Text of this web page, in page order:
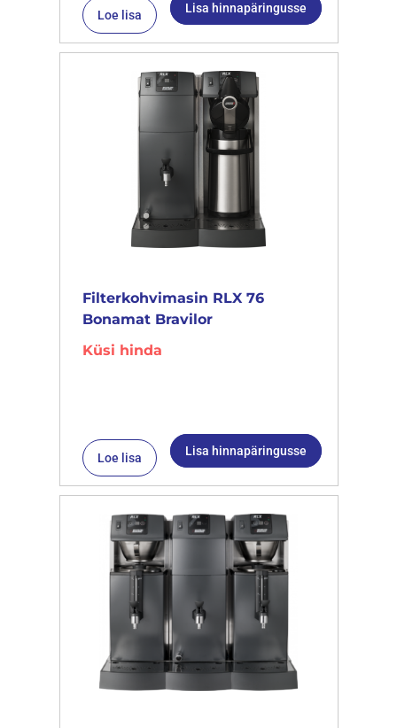
Loe lisa Lisa hinnapäringusse
Filterkohvimasin RLX 76
Bonamat Bravilor
Küsi hinda
Loe lisa Lisa hinnapäringusse